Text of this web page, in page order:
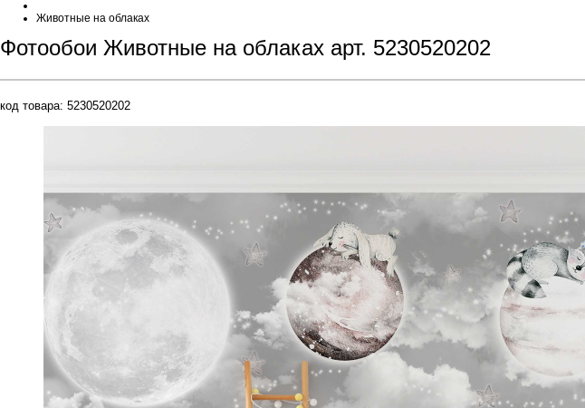
Животные на облаках
Фотообои Животные на облаках арт. 5230520202
код товара: 5230520202